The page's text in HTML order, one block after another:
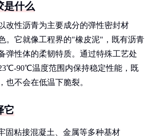
是什么
改性沥青为主要成分的弹性密封材
。它就像工程界的"橡皮泥"，既有沥青
弹性体的柔韧特质。通过特殊工艺处
90℃温度范围内保持稳定性能，既
也不会在低温下脆裂。
它
固粘接混凝土、金属等多种基材